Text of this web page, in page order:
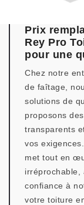
Prix
Rey Pro
pour une
Chez notre
de faîtage,
solutions de
proposons
transparents
vos
met tout en
irréprochable,
confiance à
votre toiture